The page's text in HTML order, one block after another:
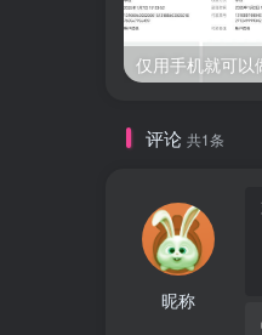
评论 共1条
昵称